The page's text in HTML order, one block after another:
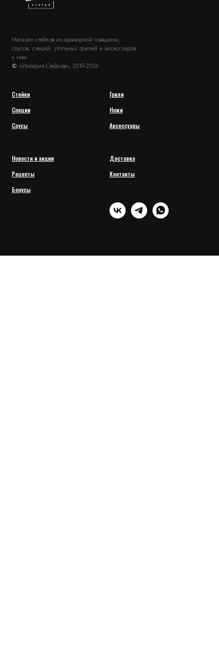
Магазин стейков из мраморной говядины,
соусов, специй, угольных грилей и аксессуаров
к ним.
© «Империя Стейков», 2019-2026
Cтейки
Специи
Соусы
Грили
Ножи
Аксессуары
Новости и акции
Рецепты
Бонусы
Доставка
Контакты